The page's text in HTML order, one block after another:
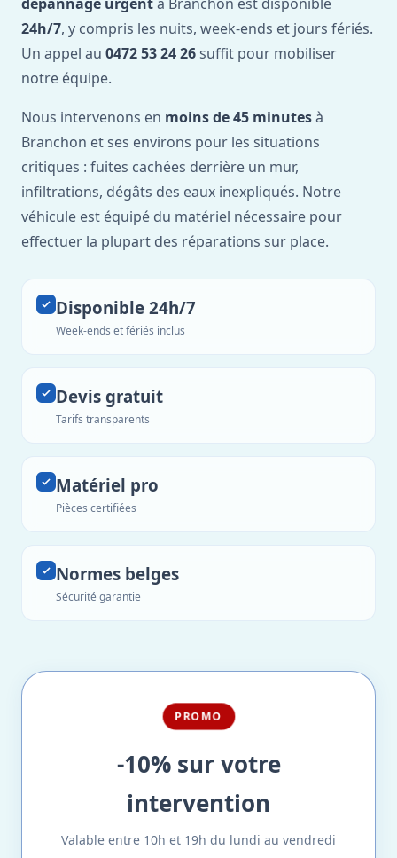
24h/7, y compris les nuits, week-ends et jours fériés.
Un appel au 0472 53 24 26 suffit pour mobiliser
notre équipe.
Nous intervenons en moins de 45 minutesà
Branchon et ses environs pour les situations
critiques : fuites cachées derrière un mur,
infiltrations, dégâts des eaux inexpliqués. Notre
véhicule est équipé du matériel nécessaire pour
effectuer la plupart des réparations sur place.
Disponible 24h/7
Week-ends et fériés inclus
Devis gratuit
Tarifs transparents
Matériel pro
Pièces certifiées
Normes belges
Sécurité garantie
PROMO
-10% sur votre
intervention
Valable entre 10h et 19h du lundi au vendredi